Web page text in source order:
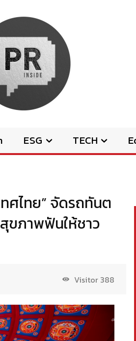
ESG TECH
ทศไทย” จัดรถทันต
ขภาพฟันให้ชาว
Visitor 388